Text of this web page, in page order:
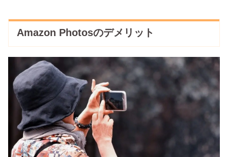
Amazon Photosのデメリット